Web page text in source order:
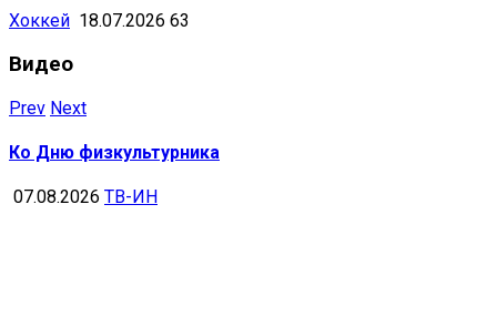
Хоккей 18.07.2026 63
Видео
Prev Next
Ко Дню физкультурника
07.08.2026 ТВ-ИН